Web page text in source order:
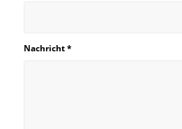
Nachricht*